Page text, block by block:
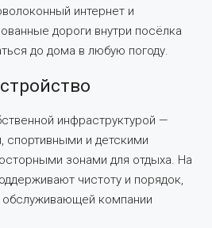
интернет и
дороги внутри посёлка
до дома в любую погоду.
инфраструктурой —
и детскими
зонами для отдыха. На
чистоту и порядок,
обслуживающей компании